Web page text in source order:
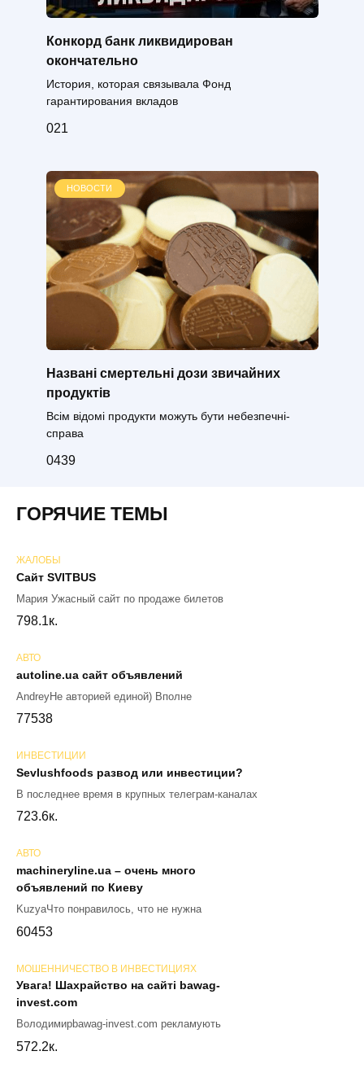
Конкорд банк ликвидирован
окончательно
История, которая связывала Фонд
гарантирования вкладов
021
НОВОСТИ
Названі смертельні дози звичайних
продуктів
Всім відомі продукти можуть бути небезпечні-
справа
0439
ГОРЯЧИЕ ТЕМЫ
ЖАЛОБЫ
Сайт SVITBUS
Мария Ужасный сайт по продаже билетов
798.1к.
АВТО
autoline.ua сайт объявлений
AndreyНе авторией единой) Вполне
77538
ИНВЕСТИЦИИ
Sevlushfoods развод или инвестиции?
В последнее время в крупных телеграм-каналах
723.6к.
АВТО
machineryline.ua – очень много
объявлений по Киеву
KuzyaЧто понравилось, что не нужна
60453
МОШЕННИЧЕСТВО В ИНВЕСТИЦИЯХ
Увага! Шахрайство на сайті bawag-
invest.com
Володимирbawag-invest.com рекламують
572.2к.